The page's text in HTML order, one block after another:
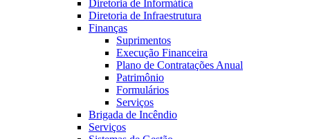
Diretoria de Informática
Diretoria de Infraestrutura
Finanças
Suprimentos
Execução Financeira
Plano de Contratações Anual
Patrimônio
Formulários
Serviços
Brigada de Incêndio
Serviços